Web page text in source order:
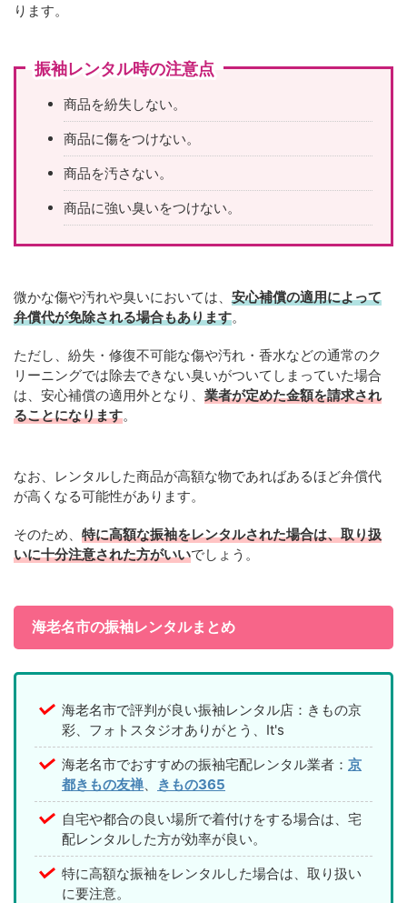
ります。
振袖レンタル時の注意点
商品を紛失しない。
商品に傷をつけない。
商品を汚さない。
商品に強い臭いをつけない。
微かな傷や汚れや臭いにおいては、 安心補償の適用によって
弁償代が免除される場合もあります。
ただし、紛失・修復不可能な傷や汚れ・香水などの通常のク
リーニングでは除去できない臭いがついてしまっていた場合
は、安心補償の適用外となり、 業者が定めた金額を請求され
ることになります。
なお、レンタルした商品が高額な物であればあるほど弁償代
が高くなる可能性があります。
そのため、 特に高額な振袖をレンタルされた場合は、取り扱
いに十分注意された方がいいでしょう。
海老名市の振袖レンタルまとめ
海老名市で評判が良い振袖レンタル店：きもの京
彩、フォトスタジオありがとう、It's
海老名市でおすすめの振袖宅配レンタル業者： 京
都きもの友禅
きもの365
自宅や都合の良い場所で着付けをする場合は、宅
配レンタルした方が効率が良い。
特に高額な振袖をレンタルした場合は、取り扱い
に要注意。